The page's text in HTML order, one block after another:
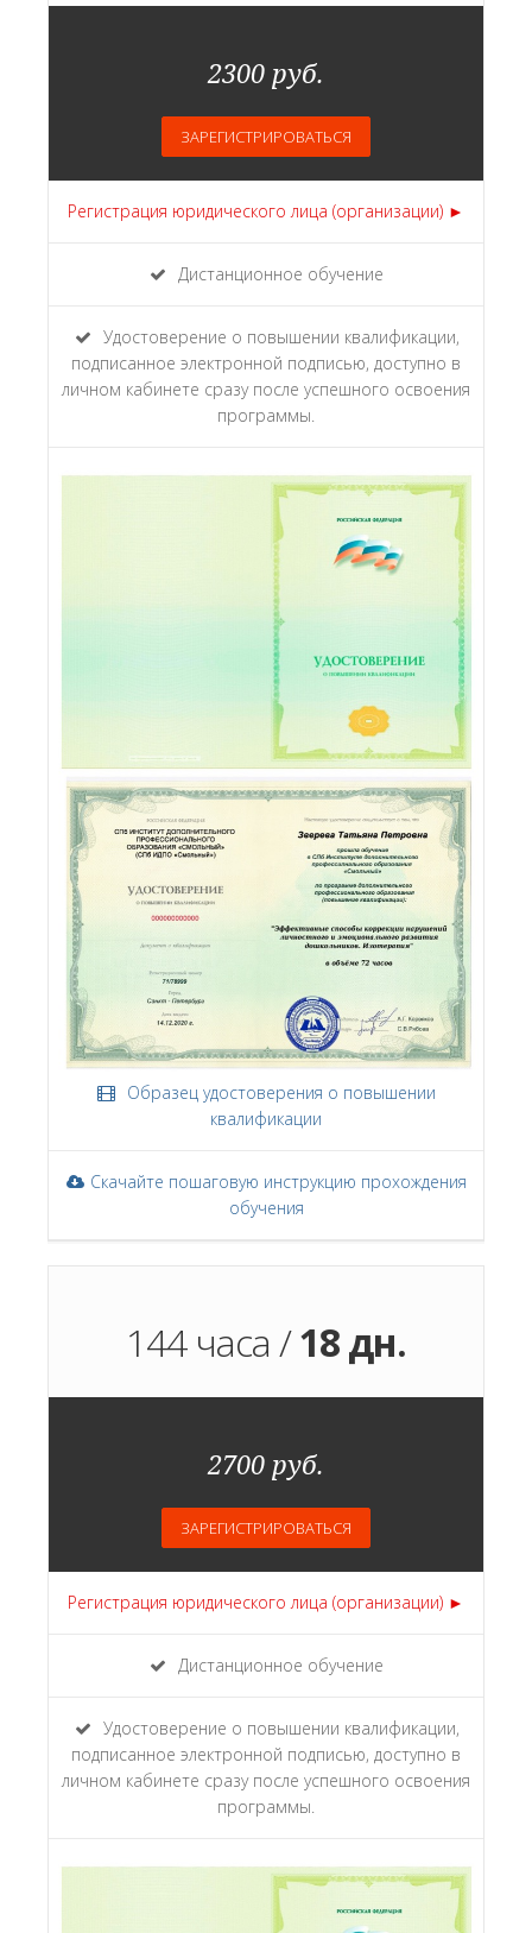
2300 руб.
ЗАРЕГИСТРИРОВАТЬСЯ
Регистрация юридического лица (организации) ►
Дистанционное обучение
Удостоверение о повышении квалификации,
подписанное электронной подписью, доступно в
личном кабинете сразу после успешного освоения
программы.
Образец удостоверения о повышении
квалификации
Скачайте пошаговую инструкцию прохождения
обучения
144 часа /18 дн.
2700 руб.
ЗАРЕГИСТРИРОВАТЬСЯ
Регистрация юридического лица (организации) ►
Дистанционное обучение
Удостоверение о повышении квалификации,
подписанное электронной подписью, доступно в
личном кабинете сразу после успешного освоения
программы.